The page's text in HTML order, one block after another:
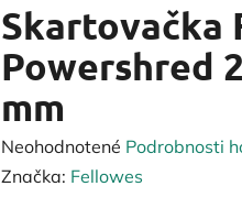
Skartovačka
Powershred
mm
Priemerné
hodnotenie
Neohodnotené Podrobnosti
Značka: Fellowes